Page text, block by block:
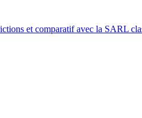
et comparatif avec la SARL